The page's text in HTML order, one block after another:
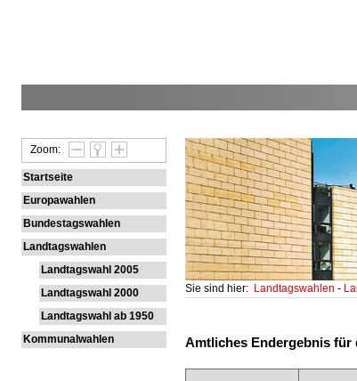
Zoom:
Startseite
Europawahlen
Bundestagswahlen
Landtagswahlen
Landtagswahl 2005
Landtagswahl 2000
Landtagswahl ab 1950
Kommunalwahlen
Sie sind hier: Landtagswahlen-
Amtliches Endergebnis für